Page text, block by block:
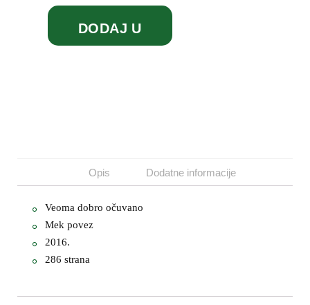
DODAJ U
Opis Dodatne informacije
Veoma dobro očuvano
Mek povez
2016.
286 strana